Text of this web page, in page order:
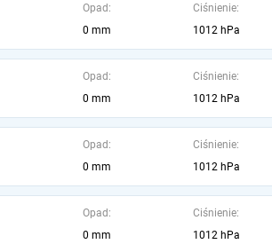
Opad:
0 mm
Ciśnienie:
1012 hPa
Opad:
0 mm
Ciśnienie:
1012 hPa
Opad:
0 mm
Ciśnienie:
1012 hPa
Opad:
0 mm
Ciśnienie:
1012 hPa